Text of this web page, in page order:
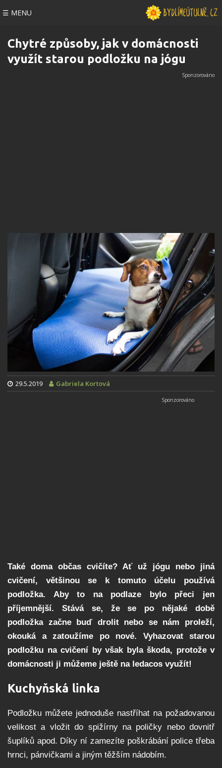
☰ MENU
Chytré způsoby, jak v domácnosti
využít starou podložku na jógu
29.5.2019 Gabriela Kortová
Také doma občas cvičíte? Ať už jógu nebo jiná
cvičení, většinou se k tomuto účelu používá
podložka. Aby to na podlaze bylo přeci jen
příjemnější. Stává se, že se po nějaké době
podložka začne buď drolit nebo se nám proleží,
okouká a zatoužíme po nové. Vyhazovat starou
podložku na cvičení by však byla škoda, protože v
domácnosti ji můžeme ještě na ledacos využít!
Kuchyňská linka
Podložku můžete jednoduše nastříhat na požadovanou
velikost a vložit do spižírny na poličky nebo dovnitř
šuplíků apod. Díky ní zamezíte poškrábání police třeba
hrnci, pánvičkami a jiným těžším nádobím.